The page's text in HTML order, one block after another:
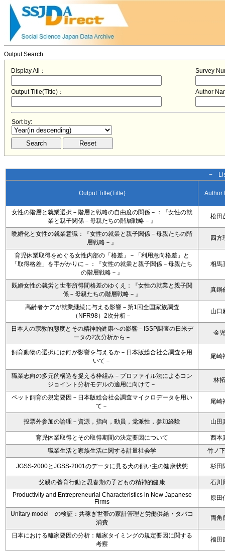
Output Search
Display All： Survey
Output Title(Title)： Author
Sort by:
−
Output Title(Title) Author
女性の階層と就業選択－階層と戦略の自由度の関係－：『女性の就
業と親子関係－母親たちの階層戦略－』
松田
晩婚化と女性の就業意識：『女性の就業と親子関係－母親たちの階
層戦略－』
四方
育児休業取得をめぐる女性内部の「格差」－「利用意向格差」と
「取得格差」を手がかりに－：『女性の就業と親子関係－母親たち
の階層戦略－』
相馬
既婚女性の就労と世帯所得間格差のゆくえ：『女性の就業と親子関
係－母親たちの階層戦略－』
真鍋
高齢者ケアが就業継続に与える影響－第1回全国家族調査
（NFR98）2次分析－
山口
日本人の宗教的態度とその精神的健康への影響－ISSP調査の日米デ
ータの2次分析から－
金
飼育動物の選択には何が影響を与えるか－日本版総合社会調査を用
いて－
尾崎
職業志向の多元的構造を捉える枠組み－プロファイル法によるコン
ジョイント分析モデルの適用に向けて－
林
ペット飼育の規定要因－日本版総合社会調査マイクロデータを用い
て－
尾崎
投票外参加の論理－資源，指向，動員，党派性，参加経験 山田
育児休業取得とその取得期間の決定要因について
西本
職業生活と家族生活に関する計量社会学
竹ノ
JGSS-2000とJGSS-2001のデータに見る犬の飼い主の健康状態 杉田
父親の養育行動と思春期の子どもの精神的健康
石川
Productivity and Entrepreneurial Characteristics in New Japanese
Firms
原田
Unitary model の検証：共稼ぎ世帯の家計管理と労働供給・タバコ
消費
両角
日本における離家要因の分析：離家タイミングの規定要因に関する
考察
福田